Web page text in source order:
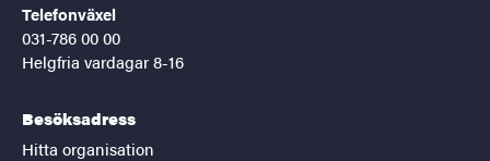
Telefonväxel
031-786 00 00
Helgfria vardagar 8-16
Besöksadress
Hitta organisation